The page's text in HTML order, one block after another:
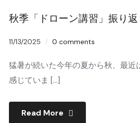
秋季「ドローン講習」振り返
11/13/2025 0 comments
猛暑が続いた今年の夏から秋、最近
感じていま […]
Read More